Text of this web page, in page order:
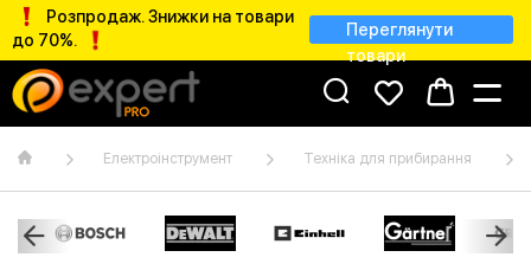
Розпродаж. Знижки на товари
до 70%.
Переглянути
товари
Електроінструмент Техніка для прибирання